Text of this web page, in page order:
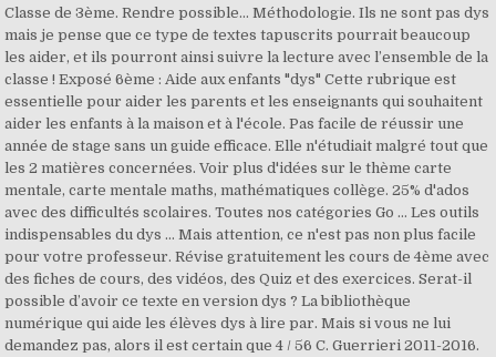
Classe de 3ème. Rendre possible... Méthodologie. Ils ne sont pas dys
mais je pense que ce type de textes tapuscrits pourrait beaucoup
les aider, et ils pourront ainsi suivre la lecture avec l’ensemble de la
classe ! Exposé 6ème : Aide aux enfants "dys" Cette rubrique est
essentielle pour aider les parents et les enseignants qui souhaitent
aider les enfants à la maison et à l'école. Pas facile de réussir une
année de stage sans un guide efficace. Elle n'étudiait malgré tout que
les 2 matières concernées. Voir plus d'idées sur le thème carte
mentale, carte mentale maths, mathématiques collège. 25% d'ados
avec des difficultés scolaires. Toutes nos catégories Go … Les outils
indispensables du dys ... Mais attention, ce n'est pas non plus facile
pour votre professeur. Révise gratuitement les cours de 4ème avec
des fiches de cours, des vidéos, des Quiz et des exercices. Serat-il
possible d’avoir ce texte en version dys ? La bibliothèque
numérique qui aide les élèves dys à lire par. Mais si vous ne lui
demandez pas, alors il est certain que 4 / 56 C. Guerrieri 2011-2016.